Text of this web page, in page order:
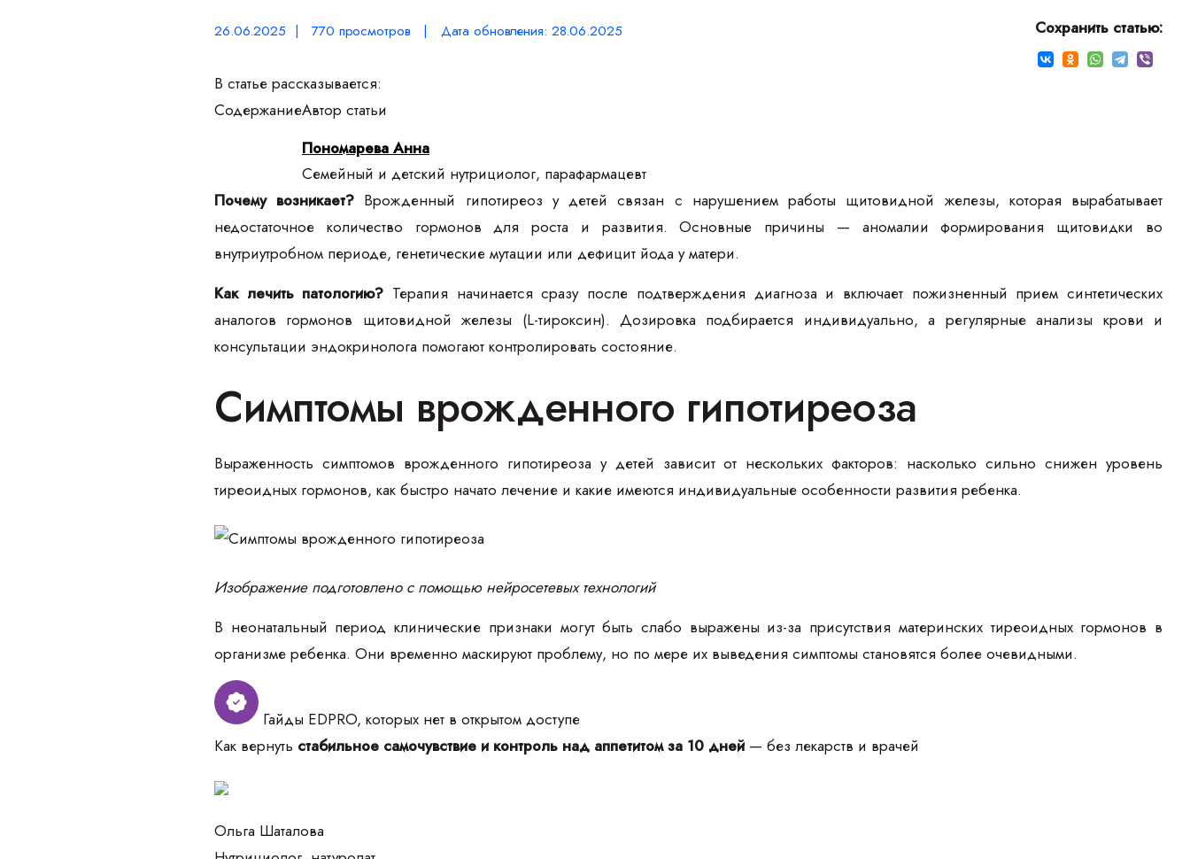
26.06.2025 | 770 просмотров | Дата обновления: 28.06.2025 Сохранить статью:
В статье рассказывается:
СодержаниеАвтор статьи
Пономарева Анна
Семейный и детский нутрициолог, парафармацевт
Почему возникает? Врожденный гипотиреоз у детей связан с нарушением работы щитовидной железы, которая вырабатывает
недостаточное количество гормонов для роста и развития. Основные причины — аномалии формирования щитовидки во
внутриутробном периоде, генетические мутации или дефицит йода у матери.
Как лечить патологию? Терапия начинается сразу после подтверждения диагноза и включает пожизненный прием синтетических
аналогов гормонов щитовидной железы (L-тироксин). Дозировка подбирается индивидуально, а регулярные анализы крови и
консультации эндокринолога помогают контролировать состояние.
Симптомы врожденного гипотиреоза
Выраженность симптомов врожденного гипотиреоза у детей зависит от нескольких факторов: насколько сильно снижен уровень
тиреоидных гормонов, как быстро начато лечение и какие имеются индивидуальные особенности развития ребенка.
Изображение подготовлено с помощью нейросетевых технологий
В неонатальный период клинические признаки могут быть слабо выражены из-за присутствия материнских тиреоидных гормонов в
организме ребенка. Они временно маскируют проблему, но по мере их выведения симптомы становятся более очевидными.
Гайды EDPRO, которых нет в открытом доступе
Как вернуть стабильное самочувствие и контроль над аппетитом за 10 дней — без лекарств и врачей
Ольга Шаталова